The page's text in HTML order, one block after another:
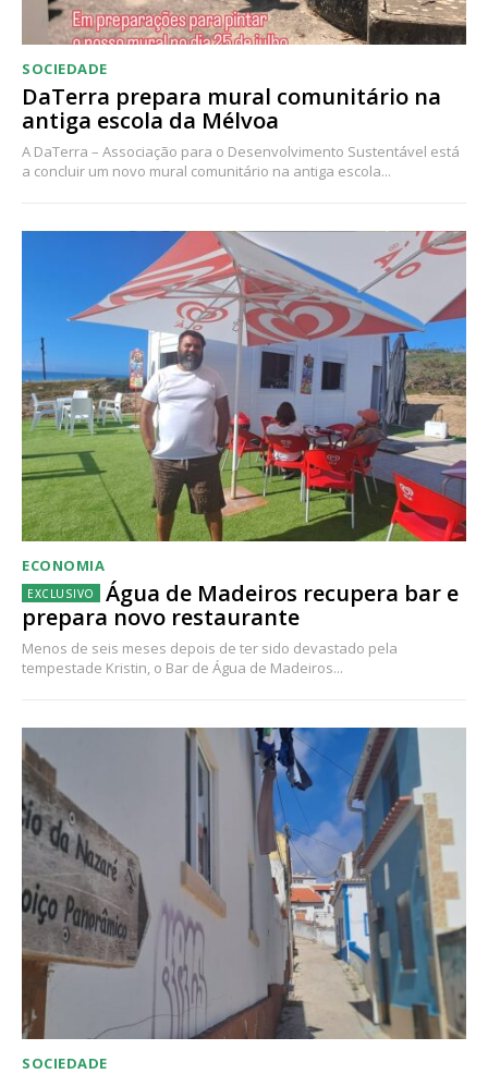
SOCIEDADE
DaTerra prepara mural comunitário na
antiga escola da Mélvoa
A DaTerra – Associação para o Desenvolvimento Sustentável está
a concluir um novo mural comunitário na antiga escola...
ECONOMIA
Água de Madeiros recupera bar e
prepara novo restaurante
Menos de seis meses depois de ter sido devastado pela
tempestade Kristin, o Bar de Água de Madeiros...
SOCIEDADE